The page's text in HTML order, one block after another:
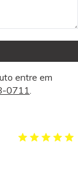
entre em
0711.